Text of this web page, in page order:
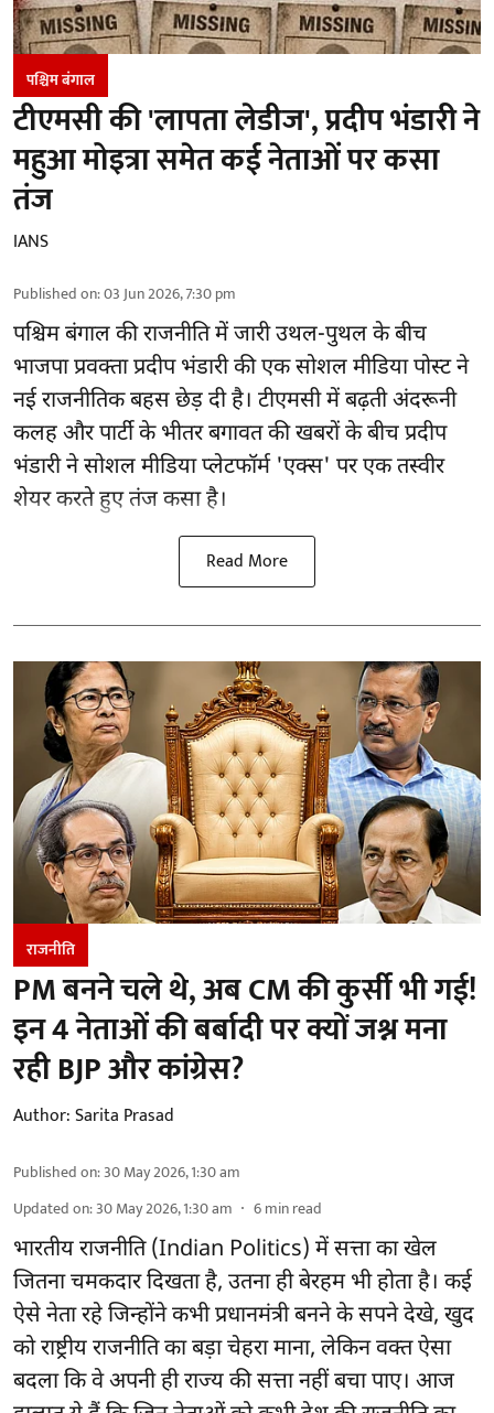
पश्चिम बंगाल
टीएमसी की 'लापता लेडीज', प्रदीप भंडारी ने
महुआ मोइत्रा समेत कई नेताओं पर कसा
तंज
IANS
Published on:03 Jun 2026, 7:30 pm
पश्चिम बंगाल की राजनीति में जारी उथल-पुथल के बीच
भाजपा प्रवक्ता प्रदीप भंडारी की एक सोशल मीडिया पोस्ट ने
नई राजनीतिक बहस छेड़ दी है। टीएमसी में बढ़ती अंदरूनी
कलह और पार्टी के भीतर बगावत की खबरों के बीच प्रदीप
भंडारी ने सोशल मीडिया प्लेटफॉर्म 'एक्स' पर एक तस्वीर
शेयर करते हुए तंज कसा है।
Read More
राजनीति
PM बनने चले थे, अब CM की कुर्सी भी गई!
इन 4 नेताओं की बर्बादी पर क्यों जश्न मना
रही BJP और कांग्रेस?
Author:Sarita Prasad
Published on:30 May 2026, 1:30 am
Updated on:30 May 2026, 1:30 am 6min read
भारतीय राजनीति (Indian Politics) में सत्ता का खेल
जितना चमकदार दिखता है, उतना ही बेरहम भी होता है। कई
ऐसे नेता रहे जिन्होंने कभी प्रधानमंत्री बनने के सपने देखे, खुद
को राष्ट्रीय राजनीति का बड़ा चेहरा माना, लेकिन वक्त ऐसा
बदला कि वे अपनी ही राज्य की सत्ता नहीं बचा पाए। आज